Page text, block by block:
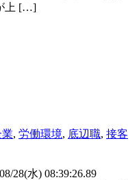
上 […]
, 労働環境, 底辺職, 接客
28(水) 08:39:26.89